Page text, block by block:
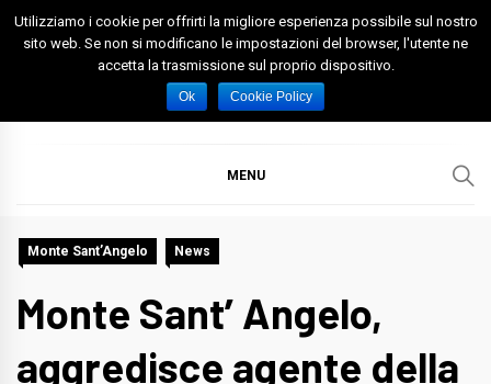
Skip
Spazio Foggia
Foggia News Calcio Eventi e Attività nella Capitanata
MENU
Monte Sant’Angelo News
Monte Sant’ Angelo,
aggredisce agente della
Utilizziamo i cookie per offrirti la migliore esperienza possibile sul nostro
sito web. Se non si modificano le impostazioni del browser, l'utente ne
accetta la trasmissione sul proprio dispositivo.
Ok Cookie Policy